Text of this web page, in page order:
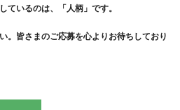
ているのは、「人柄」です。
。皆さまのご応募を心よりお待ちしており